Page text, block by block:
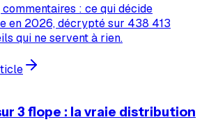
: ce qui décide
en 2026, décrypté sur 438 413
qui ne servent à rien.
3 flope : la vraie distribution